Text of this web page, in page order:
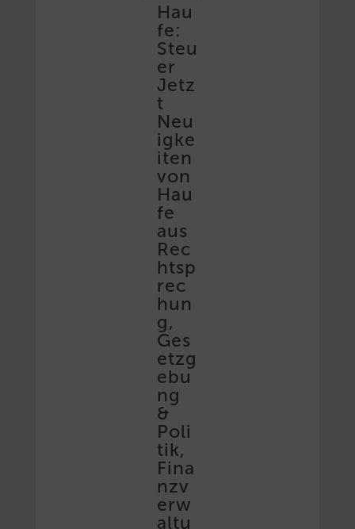
Hau
fe:
Steu
er
Jetz
t
Neu
igke
iten
von
Hau
fe
aus
Rec
htsp
rec
hun
g,
Ges
etzg
ebu
ng
&
Poli
tik,
Fina
nzv
erw
altu